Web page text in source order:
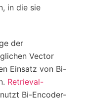
in die sie
der
Vector
Einsatz von Bi-
Retrieval-
Bi-Encoder-